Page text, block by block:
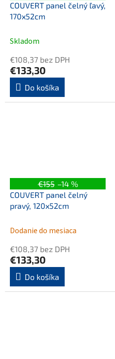
COUVERT panel čelný ľavý,
170x52cm
Skladom
€108,37 bez DPH
€133,30
Do košíka
€155 –14 %
COUVERT panel čelný
pravý, 120x52cm
Dodanie do mesiaca
€108,37 bez DPH
€133,30
Do košíka